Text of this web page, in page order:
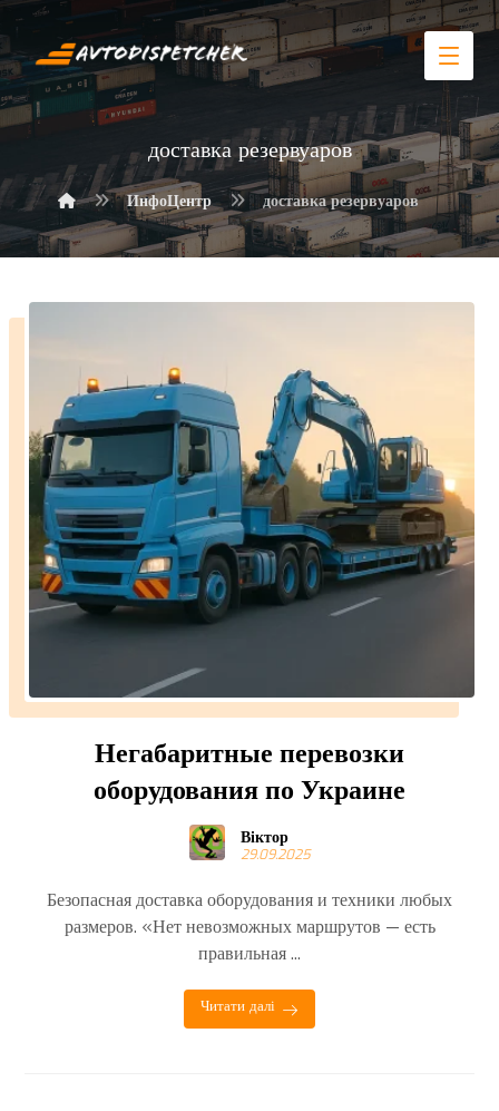
доставка резервуаров
ИнфоЦентр доставка резервуаров
Негабаритные перевозки
оборудования по Украине
Віктор
29.09.2025
Безопасная доставка оборудования и техники любых
размеров. «Нет невозможных маршрутов — есть
правильная ...
Читати далі